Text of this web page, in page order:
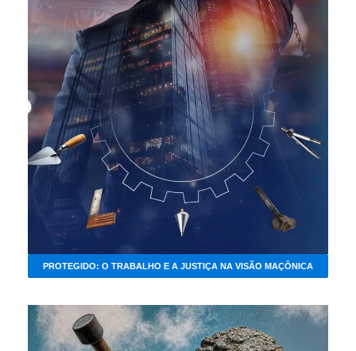
PROTEGIDO: O TRABALHO E A JUSTIÇA NA VISÃO MAÇÔNICA